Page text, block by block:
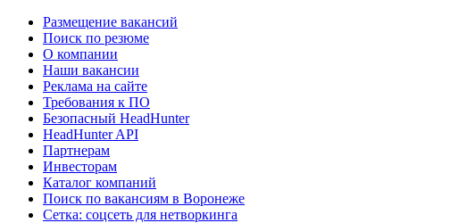
Размещение вакансий
Поиск по резюме
О компании
Наши вакансии
Реклама на сайте
Требования к ПО
Безопасный HeadHunter
HeadHunter API
Партнерам
Инвесторам
Каталог компаний
Поиск по вакансиям в Воронеже
Сетка: соцсеть для нетворкинга